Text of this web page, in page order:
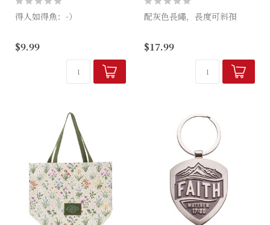
得人如得魚：-）
$9.99
配灰色長繩，長度可斜孭
heart - Matthew 22:37
產品編號：FM-PC02
$17.99